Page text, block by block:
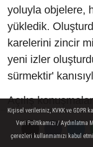
yoluyla objelere,
yükledik.
karelerini zincir
yeni izler
sürmektir'
Açılış
130'dan fazla
gezdi.
Kişisel verileriniz, KVKK ve GDPR
Veri Politikamızı /
çerezleri kullanmamızı kabul